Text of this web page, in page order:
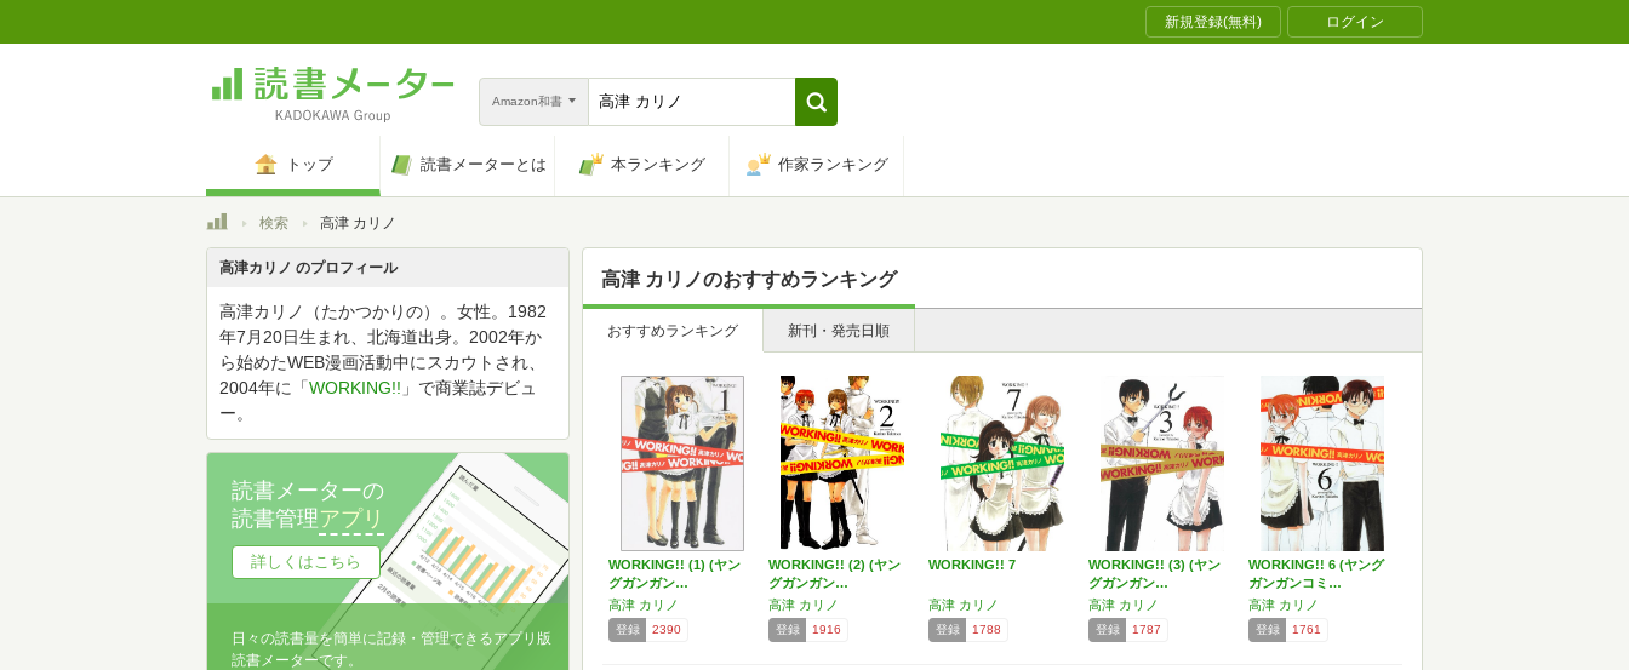
新規登録(無料) ログイン
Amazon和書
トップ 読書メーターとは 本ランキング 作家ランキング
トップ検索 高津 カリノ
高津 カリノのおすすめランキング
おすすめランキング 新刊・発売日順
WORKING!! (1) (ヤン
グガンガン…
高津 カリノ
登録 2390
WORKING!! (2) (ヤン
グガンガン…
高津 カリノ
登録 1916
WORKING!! 7
高津 カリノ
登録 1788
WORKING!! (3) (ヤン
グガンガン…
高津 カリノ
登録 1787
WORKING!! 6 (ヤング
ガンガンコミ…
高津 カリノ
登録 1761
高津カリノ のプロフィール
高津カリノ（たかつかりの）。女性。1982
年7月20日生まれ、北海道出身。2002年か
ら始めたWEB漫画活動中にスカウトされ、
2004年に「WORKING!! 」で商業誌デビュ
ー。
読書メーターの
読書管理アプリ
詳しくはこちら
日々の読書量を簡単に記録・管理できるアプリ版
読書メーターです。